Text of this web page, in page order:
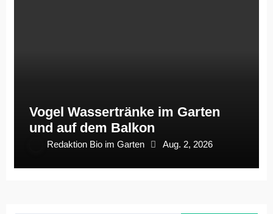
Vogel Wassertränke im Garten
und auf dem Balkon
Redaktion Bio im Garten Aug. 2, 2026